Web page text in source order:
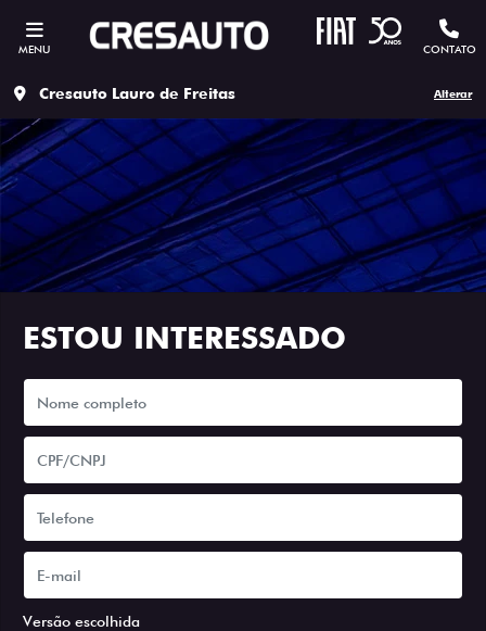
MENU CONTATO
Cresauto Lauro de Freitas Alterar
ESTOU INTERESSADO
Versão escolhida